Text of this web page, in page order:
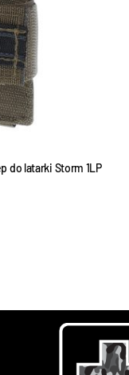
do latarki Storm 1LP